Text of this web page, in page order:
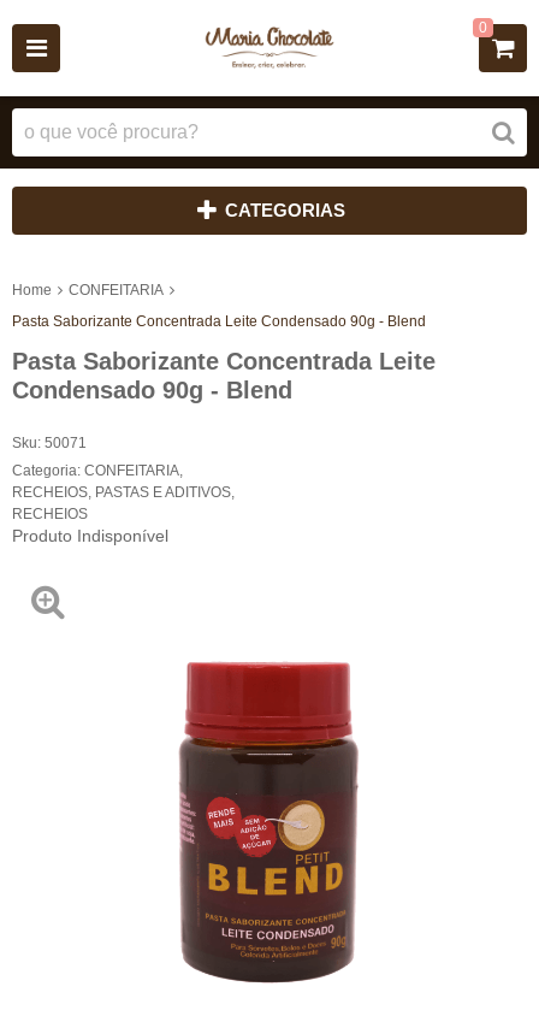
0
CATEGORIAS
Home
CONFEITARIA
Pasta Saborizante Concentrada Leite Condensado 90g - Blend
Pasta Saborizante Concentrada Leite
Condensado 90g - Blend
Sku: 50071
Categoria: CONFEITARIA
RECHEIOS, PASTAS E ADITIVOS
RECHEIOS
Produto Indisponível